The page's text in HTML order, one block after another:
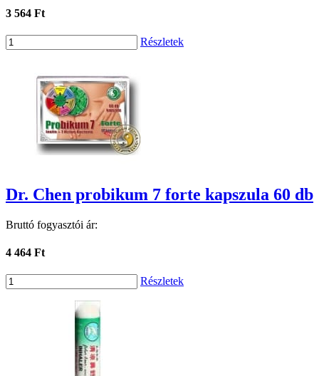
3 564 Ft
Részletek
Dr. Chen probikum 7 forte kapszula 60 db
Bruttó fogyasztói ár:
4 464 Ft
Részletek